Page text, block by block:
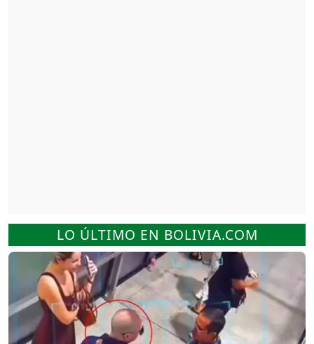
LO ÚLTIMO EN BOLIVIA.COM